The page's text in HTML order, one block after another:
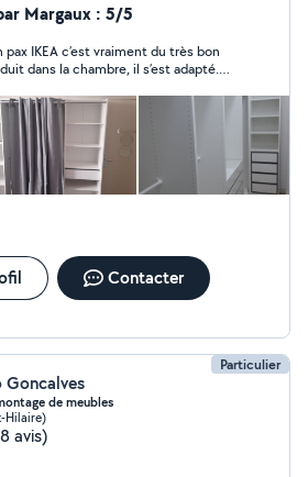
au mur Travaux d'intérieur Aide
tailler et diminution les
Margaux : 5/5
IKEA c’est vraiment du très bon
dans la chambre, il s’est adapté.
Contacter
Particulier
Goncalves
de meubles
Hilaire)
avis)